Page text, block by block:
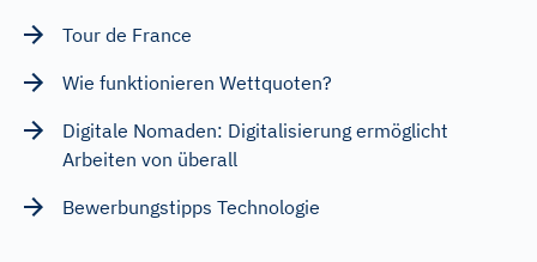
Tour de France
Wie funktionieren Wettquoten?
Digitale Nomaden: Digitalisierung ermöglicht
Arbeiten von überall
Bewerbungstipps Technologie